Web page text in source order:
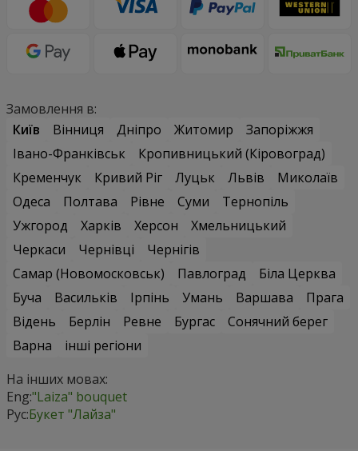
Замовлення в:
Київ
Вінниця Дніпро Житомир
Запоріжжя
Івано-Франківськ
Кропивницький (Кіровоград)
Кременчук
Кривий Ріг Луцьк Львів
Миколаїв
Одеса
Полтава Рівне Суми
Тернопіль
Ужгород
Харків Херсон
Хмельницький
Черкаси
Чернівці
Чернігів
Самар (Новомосковськ)
Павлоград
Біла Церква
Буча
Васильків Ірпінь Умань Варшава
Прага
Відень
Берлін Ревне Бургас
Сонячний берег
Варна
інші регіони
На інших мовах:
Eng:"Laiza" bouquet
Рус:Букет "Лайза"